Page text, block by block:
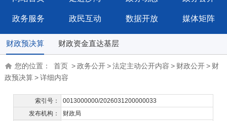
政务服务 政民互动 数据开放 媒体矩阵
财政预决算 财政资金直达基层
您的位置： 首页 >政务公开>法定主动公开内容 > 财政公开> 财
政预决算>详细内容
索引号：
0013000000/2026031200000033
发布机构：
财政局